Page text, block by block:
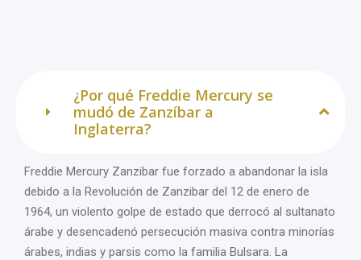
¿Por qué Freddie Mercury se
mudó de Zanzíbar a
Inglaterra?
Freddie Mercury Zanzibar fue forzado a abandonar la isla
debido a la Revolución de Zanzibar del 12 de enero de
1964, un violento golpe de estado que derrocó al sultanato
árabe y desencadenó persecución masiva contra minorías
árabes, indias y parsis como la familia Bulsara. La